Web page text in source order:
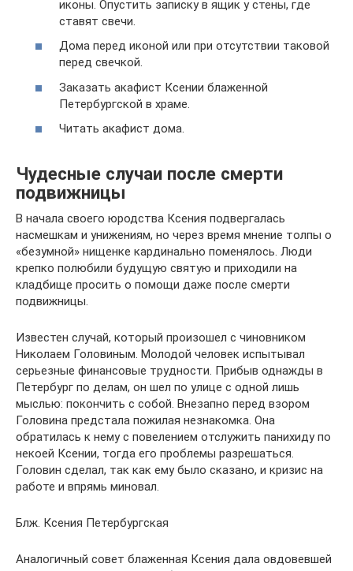
иконы. Опустить записку в ящик у стены, где
ставят свечи.
Дома перед иконой или при отсутствии таковой
перед свечкой.
Заказать акафист Ксении блаженной
Петербургской в храме.
Читать акафист дома.
Чудесные случаи после смерти
подвижницы
В начала своего юродства Ксения подвергалась
насмешкам и унижениям, но через время мнение толпы о
«безумной» нищенке кардинально поменялось. Люди
крепко полюбили будущую святую и приходили на
кладбище просить о помощи даже после смерти
подвижницы.
Известен случай, который произошел с чиновником
Николаем Головиным. Молодой человек испытывал
серьезные финансовые трудности. Прибыв однажды в
Петербург по делам, он шел по улице с одной лишь
мыслью: покончить с собой. Внезапно перед взором
Головина предстала пожилая незнакомка. Она
обратилась к нему с повелением отслужить панихиду по
некоей Ксении, тогда его проблемы разрешаться.
Головин сделал, так как ему было сказано, и кризис на
работе и впрямь миновал.
Блж. Ксения Петербургская
Аналогичный совет блаженная Ксения дала овдовевшей